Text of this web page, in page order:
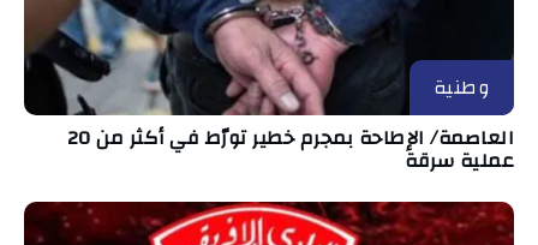
وطنية
العاصمة/ الإطاحة بمجرم خطير تورّط في أكثر من 20
عملية سرقة